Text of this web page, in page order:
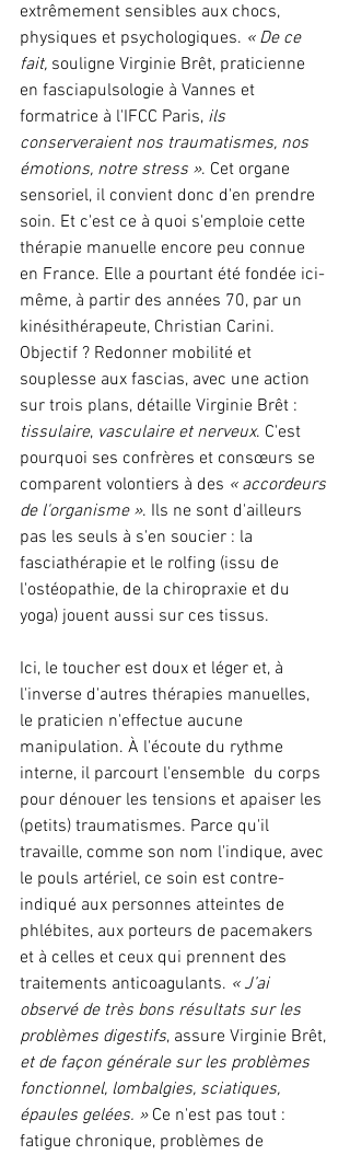
extrêmement sensibles aux chocs,
physiques et psychologiques. « De ce
fait, souligne Virginie Brêt, praticienne
en fasciapulsologie à Vannes et
formatrice à l'IFCC Paris, ils
conserveraient nos traumatismes, nos
émotions, notre stress ». Cet organe
sensoriel, il convient donc d'en prendre
soin. Et c'est ce à quoi s'emploie cette
thérapie manuelle encore peu connue
en France. Elle a pourtant été fondée ici-
même, à partir des années 70, par un
kinésithérapeute, Christian Carini.
Objectif ? Redonner mobilité et
souplesse aux fascias, avec une action
sur trois plans, détaille Virginie Brêt :
tissulaire, vasculaire et nerveux. C'est
pourquoi ses confrères et consœurs se
comparent volontiers à des « accordeurs
de l'organisme ». Ils ne sont d'ailleurs
pas les seuls à s'en soucier : la
fasciathérapie et le rolfing (issu de
l'ostéopathie, de la chiropraxie et du
yoga) jouent aussi sur ces tissus.
Ici, le toucher est doux et léger et, à
l'inverse d'autres thérapies manuelles,
le praticien n'effectue aucune
manipulation. À l'écoute du rythme
interne, il parcourt l'ensemble  du corps
pour dénouer les tensions et apaiser les
(petits) traumatismes. Parce qu'il
travaille, comme son nom l'indique, avec
le pouls artériel, ce soin est contre-
indiqué aux personnes atteintes de
phlébites, aux porteurs de pacemakers
et à celles et ceux qui prennent des
traitements anticoagulants. « J’ai
observé de très bons résultats sur les
problèmes digestifs, assure Virginie Brêt,
et de façon générale sur les problèmes
fonctionnel, lombalgies, sciatiques,
épaules gelées. » Ce n'est pas tout :
fatigue chronique, problèmes de